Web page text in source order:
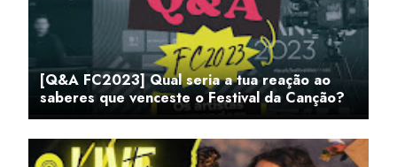
[Q&A FC2023] Qual seria a tua reação ao
saberes que venceste o Festival da Canção?